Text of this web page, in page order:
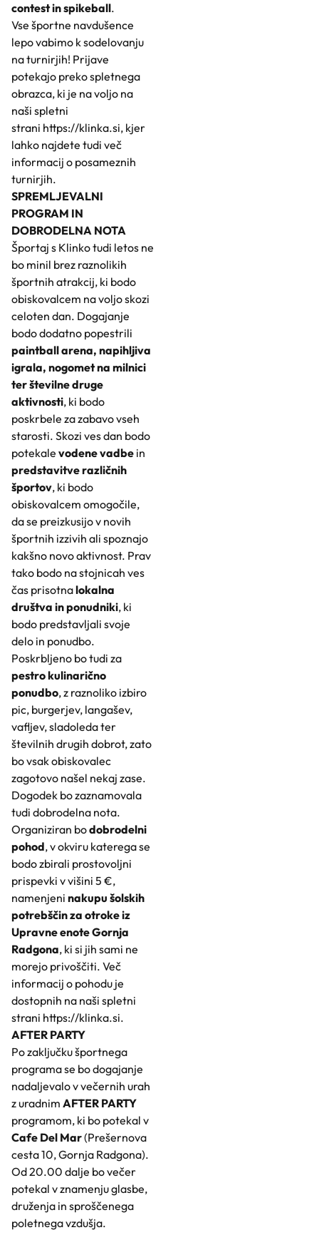
contest in spikeball.
Vse športne navdušence
lepo vabimo k sodelovanju
na turnirjih! Prijave
potekajo preko spletnega
obrazca, ki je na voljo na
naši spletni
strani https://klinka.si, kjer
lahko najdete tudi več
informacij o posameznih
turnirjih.
SPREMLJEVALNI
PROGRAM IN
DOBRODELNA NOTA
Športaj s Klinko tudi letos ne
bo minil brez raznolikih
športnih atrakcij, ki bodo
obiskovalcem na voljo skozi
celoten dan. Dogajanje
bodo dodatno popestrili
paintball arena, napihljiva
igrala, nogomet na milnici
ter številne druge
aktivnosti, ki bodo
poskrbele za zabavo vseh
starosti. Skozi ves dan bodo
potekale vodene vadbe in
predstavitve različnih
športov, ki bodo
obiskovalcem omogočile,
da se preizkusijo v novih
športnih izzivih ali spoznajo
kakšno novo aktivnost. Prav
tako bodo na stojnicah ves
čas prisotnalokalna
društva in ponudniki, ki
bodo predstavljali svoje
delo in ponudbo.
Poskrbljeno bo tudi za
pestro kulinarično
ponudbo, z raznoliko izbiro
pic, burgerjev, langašev,
vafljev, sladoleda ter
številnih drugih dobrot, zato
bo vsak obiskovalec
zagotovo našel nekaj zase.
Dogodek bo zaznamovala
tudi dobrodelna nota.
Organiziran bodobrodelni
pohod, v okviru katerega se
bodo zbirali prostovoljni
prispevki v višini 5 €,
namenjeni nakupu šolskih
potrebščin za otroke iz
Upravne enote Gornja
Radgona, ki si jih sami ne
morejo privoščiti. Več
informacij o pohodu je
dostopnih na naši spletni
strani https://klinka.si.
AFTER PARTY
Po zaključku športnega
programa se bo dogajanje
nadaljevalo v večernih urah
z uradnim AFTER PARTY
programom, ki bo potekal v
Cafe Del Mar(Prešernova
cesta 10, Gornja Radgona).
Od 20.00 dalje bo večer
potekal v znamenju glasbe,
druženja in sproščenega
poletnega vzdušja.